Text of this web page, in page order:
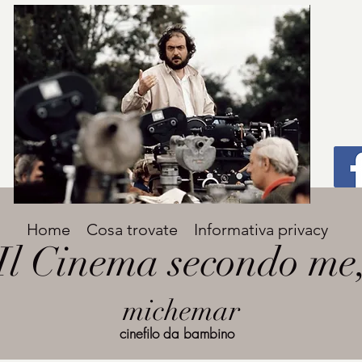
Titolo
grande
Avenir Light una delle font preferite dai
designer. Facile da leggere, viene
utilizzata per titoli e paragrafi.
Cinema secondo
michemar
Home Cosa trovate Informativa privacy
cinefilo da bambino